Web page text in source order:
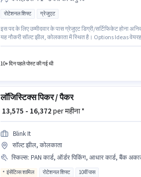
रोटेशनल शिफ्ट ग्रेजुएट
इस पद के लिए उम्मीदवार के पास ग्रेजुएट डिग्री/सर्टिफिकेट होना
यह नौकरी सॉल्ट झील, कोलकाता में स्थित है। Options Ideas
10+ दिन पहले पोस्ट की गई थी
लॉजिस्टिक्स पिकर / पैकर
₹ 13,575 - 16,372per महीना *
Blink It
सॉल्ट झील, कोलकाता
स्किल्स: PAN कार्ड, ऑर्डर पिकिंग, आधार कार्ड, बैंक
इंसेंटिव्स शामिल रोटेशनल शिफ्ट 10वीं पास